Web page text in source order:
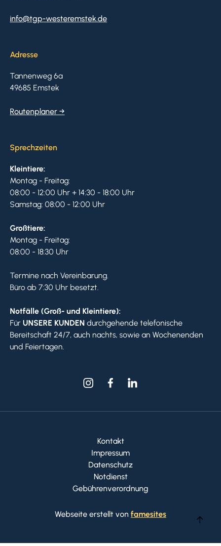
info@tgp-westeremstek.de
Adresse
Tannenweg 6a
49685 Emstek
Routenplaner →
Sprechzeiten
Kleintiere:
Montag - Freitag:
08:00 - 12:00 Uhr + 14:30 - 18:00 Uhr
Samstag: 08:00 - 12:00 Uhr
Großtiere:
Montag - Freitag:
08:00 - 18:30 Uhr
Termine nach Vereinbarung.
Büro ab 7:30 Uhr besetzt.
Notfälle (Groß- und Kleintiere):
Für UNSERE KUNDEN durchgehende telefonische
Bereitschaft 24/7, auch nachts, sowie an Wochenenden
und Feiertagen.
Kontakt
Impressum
Datenschutz
Notdienst
Gebührenverordnung
Webseite erstellt von famesites